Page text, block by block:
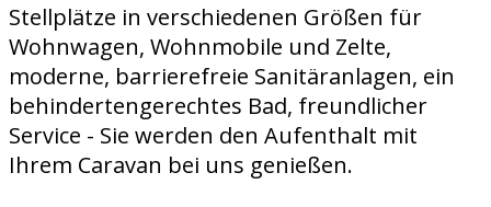
Stellplätze in verschiedenen Größen für
Wohnwagen, Wohnmobile und Zelte,
moderne, barrierefreie Sanitäranlagen, ein
behindertengerechtes Bad, freundlicher
Service - Sie werden den Aufenthalt mit
Ihrem Caravan bei uns genießen.